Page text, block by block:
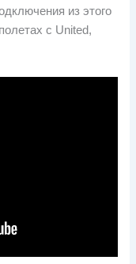
из этого
с United,